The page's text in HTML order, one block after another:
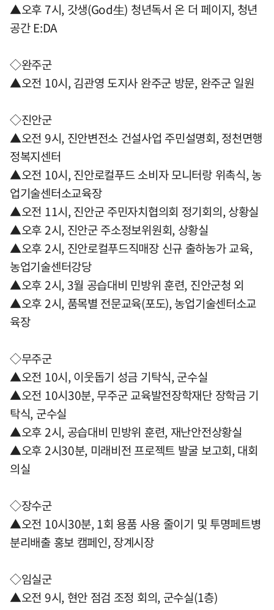
▲오후 7시, 갓생(God生) 청년독서 온 더 페이지, 청년
공간 E:DA
◇완주군
▲오전 10시, 김관영 도지사 완주군 방문, 완주군 일원
◇진안군
▲오전 9시, 진안변전소 건설사업 주민설명회, 정천면행
정복지센터
▲오전 10시, 진안로컬푸드 소비자 모니터랑 위촉식, 농
업기술센터소교육장
▲오전 11시, 진안군 주민자치협의회 정기회의, 상황실
▲오후 2시, 진안군 주소정보위원회, 상황실
▲오후 2시, 진안로컬푸드직매장 신규 출하농가 교육,
농업기술센터강당
▲오후 2시, 3월 공습대비 민방위 훈련, 진안군청 외
▲오후 2시, 품목별 전문교육(포도), 농업기술센터소교
육장
◇무주군
▲오전 10시, 이웃돕기 성금 기탁식, 군수실
▲오전 10시30분, 무주군 교육발전장학재단 장학금 기
탁식, 군수실
▲오후 2시, 공습대비 민방위 훈련, 재난안전상황실
▲오후 2시30분, 미래비전 프로젝트 발굴 보고회, 대회
의실
◇장수군
▲오전 10시30분, 1회 용품 사용 줄이기 및 투명페트병
분리배출 홍보 캠페인, 장계시장
◇임실군
▲오전 9시, 현안 점검 조정 회의, 군수실(1층)